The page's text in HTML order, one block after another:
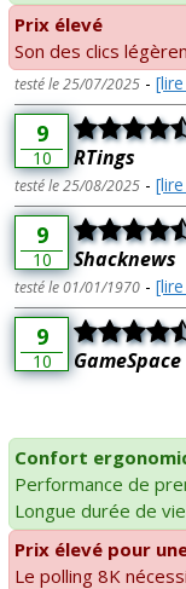
Prix élevé
Son des clics
testé le 25/07/2025 -
9
10 RTings
testé le 25/08/2025 -
9
10 Shacknews
testé le 01/01/1970 -
9
10 GameSpace
Confort
Performance de
Longue durée de
Prix élevé pour
Le polling 8K